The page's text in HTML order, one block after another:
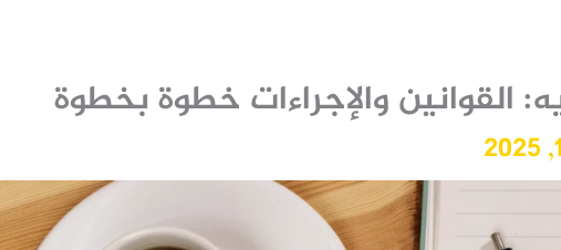
والإجراءات خطوة بخطوة